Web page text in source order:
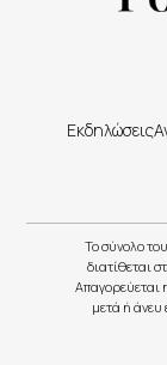
Εκδηλώσεις
Το σύνολο
διατίθεται
Απαγορεύεται
μετά ή άνευ